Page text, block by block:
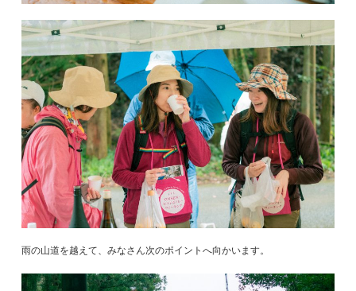
雨の山道を越えて、みなさん次のポイントへ向かいます。